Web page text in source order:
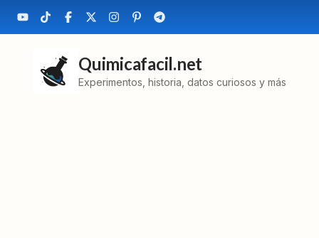
Quimicafacil.net
Experimentos, historia, datos curiosos y más